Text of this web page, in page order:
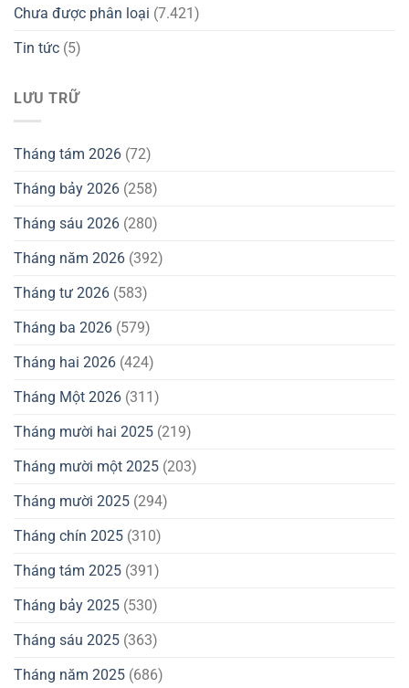
Chưa được phân loại (7.421)
Tin tức (5)
LƯU TRỮ
Tháng tám 2026 (72)
Tháng bảy 2026 (258)
Tháng sáu 2026 (280)
Tháng năm 2026 (392)
Tháng tư 2026 (583)
Tháng ba 2026 (579)
Tháng hai 2026 (424)
Tháng Một 2026 (311)
Tháng mười hai 2025 (219)
Tháng mười một 2025 (203)
Tháng mười 2025 (294)
Tháng chín 2025 (310)
Tháng tám 2025 (391)
Tháng bảy 2025 (530)
Tháng sáu 2025 (363)
Tháng năm 2025 (686)